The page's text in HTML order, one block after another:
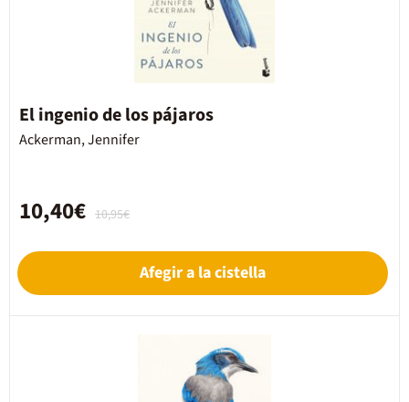
El ingenio de los pájaros
Ackerman, Jennifer
10,95€
10,40€
Afegir a la cistella